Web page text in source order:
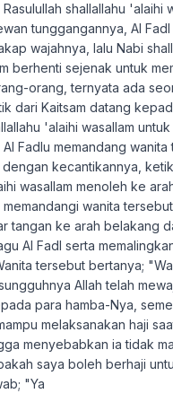
shallallahu 'alaihi
tunggangannya, Al Fadl
wajahnya, lalu Nabi
berhenti sejenak untuk
orang, ternyata ada
dari Kaitsam datang
'alaihi wasallam untuk
Fadlu memandang wanita
kecantikannya,
wasallam menoleh ke
memandangi wanita
tangan ke arah belakang
Al Fadl serta
tersebut bertanya;
Allah telah
para hamba-Nya,
melaksanakan haji
menyebabkan ia tidak
saya boleh berhaji
"Ya